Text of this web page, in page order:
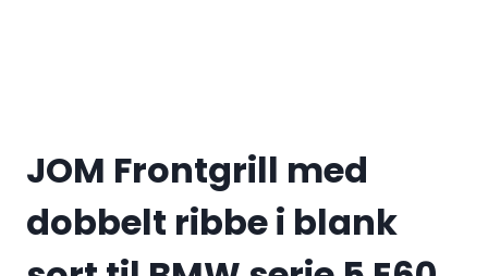
JOM Frontgrill med
dobbelt ribbe i blank